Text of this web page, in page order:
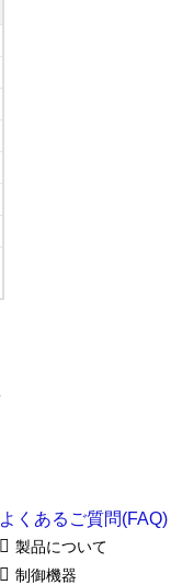
よくあるご質問(FAQ)
製品について
制御機器